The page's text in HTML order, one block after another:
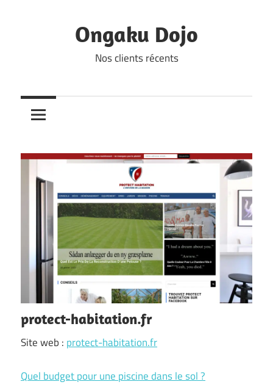
Ongaku Dojo
Nos clients récents
protect-habitation.fr
Site web : protect-habitation.fr
Quel budget pour une piscine dans le sol ?